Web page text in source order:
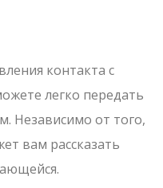
контакта с
легко передать
Независимо от того,
вам рассказать